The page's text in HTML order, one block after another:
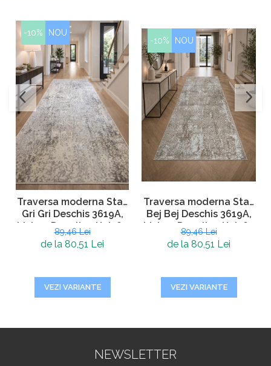
-10% NOU
Traversa moderna Star,
Gri Gri Deschis 3619A,
Living, Dormitor, Hol, 80
x 250 cm
89,46 Lei
de la 80,51 Lei
VEZI VARIANTE
-10% NOU
Traversa moderna Star,
Bej Bej Deschis 3619A,
Living, Dormitor, Hol, 80
x 250 cm
89,46 Lei
de la 80,51 Lei
VEZI VARIANTE
NEWSLETTER